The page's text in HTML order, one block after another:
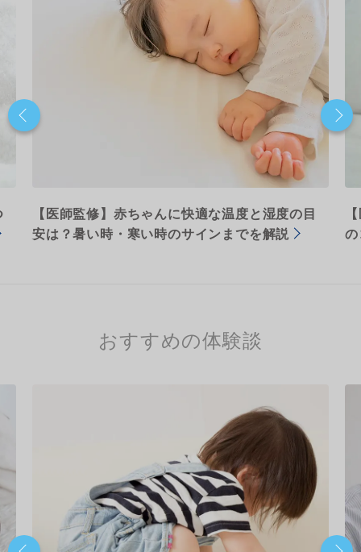
【医師監修】赤ちゃんに快適な温度と湿度の目
安は？暑い時・寒い時のサインまでを解説
おすすめの体験談